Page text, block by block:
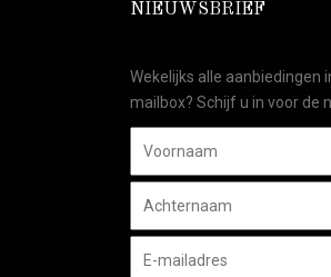
NIEUWSBRIEF
Wekelijks alle aanbiedingen
mailbox? Schijf u in voor de